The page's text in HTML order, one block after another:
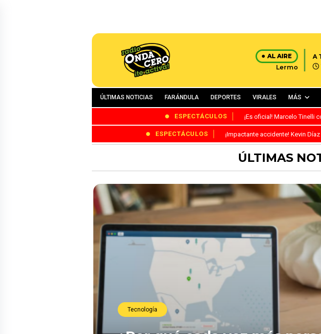
AL AIRE
Lermo
A
ÚLTIMAS NOTICIAS FARÁNDULA DEPORTES VIRALES MÁS
ESPECTÁCULOS ¡Es oficial! Marcelo Tinelli
ESPECTÁCULOS ¡Impactante accidente! Kevin
ÚLTIMAS
Tecnología